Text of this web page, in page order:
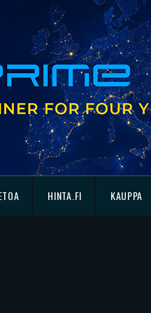
HINTA.FI KAUPPA